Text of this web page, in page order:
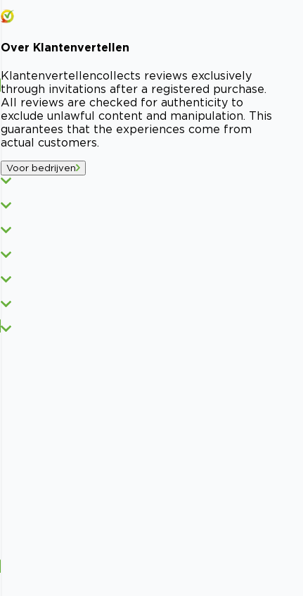
Over Klantenvertellen
Klantenvertellencollects reviews exclusively
through invitations after a registered purchase.
All reviews are checked for authenticity to
exclude unlawful content and manipulation. This
guarantees that the experiences come from
actual customers.
Voor bedrijven